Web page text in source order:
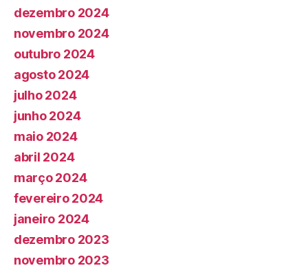
dezembro 2024
novembro 2024
outubro 2024
agosto 2024
julho 2024
junho 2024
maio 2024
abril 2024
março 2024
fevereiro 2024
janeiro 2024
dezembro 2023
novembro 2023